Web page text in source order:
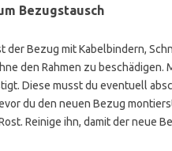
Bezugstausch
der Bezug mit Kabelbindern,
den Rahmen zu beschädigen.
Diese musst du eventuell
du den neuen Bezug
Reinige ihn, damit der neue